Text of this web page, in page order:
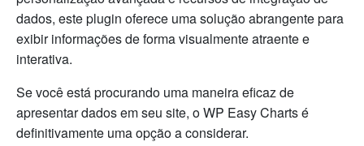
dados, este plugin oferece uma solução abrangente para
exibir informações de forma visualmente atraente e
interativa.
Se você está procurando uma maneira eficaz de
apresentar dados em seu site, o WP Easy Charts é
definitivamente uma opção a considerar.